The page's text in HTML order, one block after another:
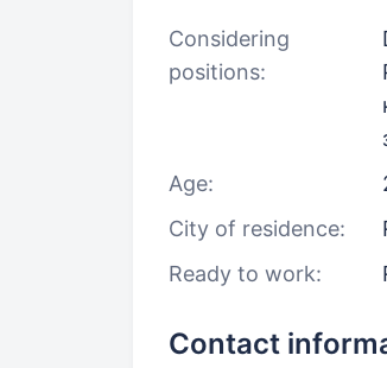
Considering
positions:
Age:
City of residence:
Ready to work:
Contact